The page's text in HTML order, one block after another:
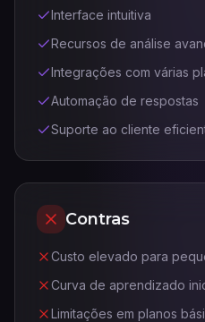
Interface intuitiva
Recursos de análise
Integrações com várias
Automação de respostas
Suporte ao cliente
Contras
Custo elevado para
Curva de aprendizado
Limitações em planos